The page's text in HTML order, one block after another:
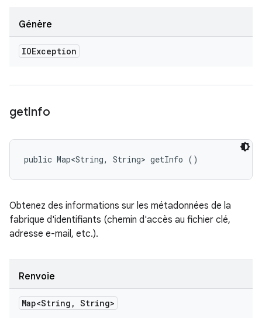
Génère
IOException
getInfo
public Map<String, String> getInfo ()
Obtenez des informations sur les métadonnées de la
fabrique d'identifiants (chemin d'accès au fichier clé,
adresse e-mail, etc.).
Renvoie
Map<String , String>